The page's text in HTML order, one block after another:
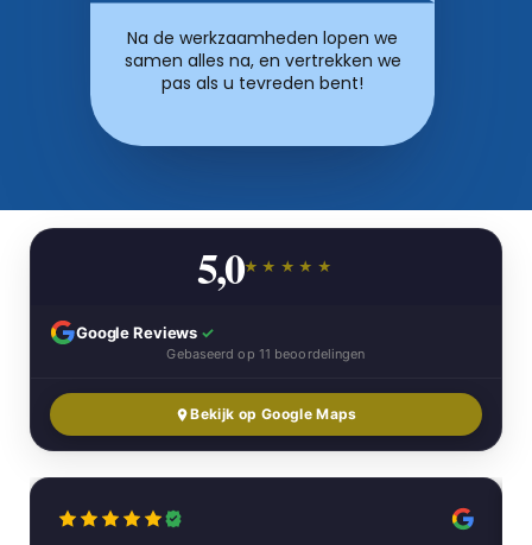
Na de werkzaamheden lopen we
samen alles na, en vertrekken we
pas als u tevreden bent!
5,0★★★★★
Google Reviews ✓
Gebaseerd op 11 beoordelingen
Bekijk op Google Maps